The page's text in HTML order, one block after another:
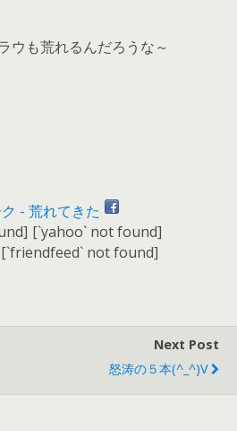
ウも荒れるんだろうな～
[`yahoo` not found]
[`friendfeed` not found]
Next Post
怒涛の５本(^_^)v